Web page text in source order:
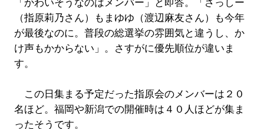
「かわいそうなのはメンバー」と即答。「さっしー
（指原莉乃さん）もまゆゆ（渡辺麻友さん）も今年
が最後なのに。普段の総選挙の雰囲気と違うし、か
け声もかからない」。さすがに優先順位が違いま
す。
この日集まる予定だった指原会のメンバーは２０
名ほど。福岡や新潟での開催時は４０人ほどが集ま
ったそうです。